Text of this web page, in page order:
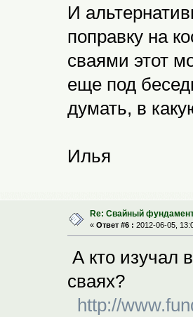
И
поправку на
сваями этот
еще под
думать, в
Илья
Re: Свайный
« Ответ #6 : 2012-06-05,
А кто изучал
сваях?
http://